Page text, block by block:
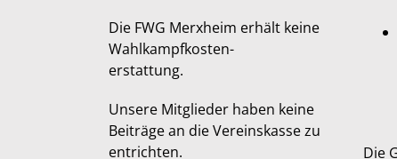
Die FWG Merxheim erhält keine
Wahlkampfkosten-
erstattung.
Unsere Mitglieder haben keine
Beiträge an die Vereinskasse zu
entrichten.
Die